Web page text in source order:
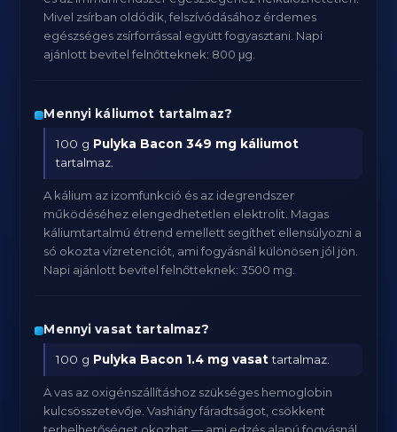
Mivel zsírban oldódik, felszívódásához érdemes
egészséges zsírforrással együtt fogyasztani. Napi
ajánlott bevitel felnőtteknek: 800 μg.
Mennyi káliumot tartalmaz?
100 g Pulyka Bacon 349 mg káliumot
tartalmaz.
A kálium az izomfunkció és az idegrendszer
működéséhez elengedhetetlen elektrolit. Magas
káliumtartalmú étrend emellett segíthet ellensúlyozni a
só okozta vízretenciót, ami fogyásnál különösen jól jön.
Napi ajánlott bevitel felnőtteknek: 3500 mg.
Mennyi vasat tartalmaz?
100 g Pulyka Bacon 1.4 mg vasattartalmaz.
A vas az oxigénszállításhoz szükséges hemoglobin
kulcsösszetevője. Vashiány fáradtságot, csökkent